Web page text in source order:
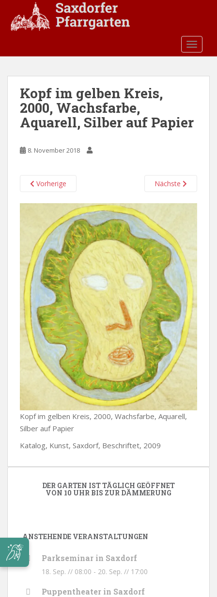
Kopf im gelben Kreis,
2000, Wachsfarbe,
Aquarell, Silber auf Papier
8. November 2018
Vorherige Nächste
Kopf im gelben Kreis, 2000, Wachsfarbe, Aquarell,
Silber auf Papier
Katalog, Kunst, Saxdorf, Beschriftet, 2009
DER GARTEN IST TÄGLICH GEÖFFNET
VON 10 UHR BIS ZUR DÄMMERUNG
ANSTEHENDE VERANSTALTUNGEN
Parkseminar in Saxdorf
18. Sep. // 08:00 - 20. Sep. // 17:00
Puppentheater in Saxdorf